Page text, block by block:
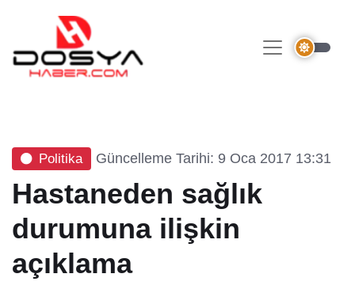
Politika Güncelleme Tarihi: 9 Oca 2017 13:31
Hastaneden sağlık
durumuna ilişkin
açıklama